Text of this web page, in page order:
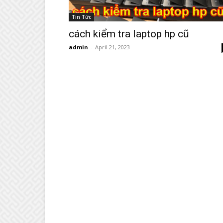
Tin Tức
cách kiểm tra laptop hp cũ
admin - April 21, 2023